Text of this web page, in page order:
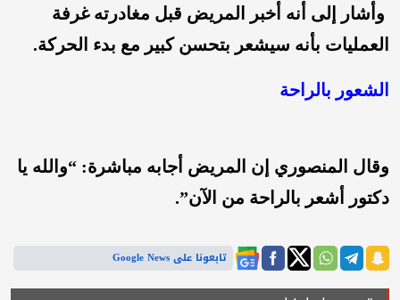
وأشار إلى أنه أخبر المريض قبل مغادرته غرفة
العمليات بأنه سيشعر بتحسن كبير مع بدء الحركة.
الشعور بالراحة
وقال المنصوري إن المريض أجابه مباشرة: “والله يا
دكتور أشعر بالراحة من الآن”.
تابعونا على Google News